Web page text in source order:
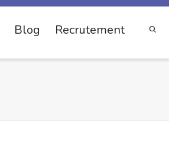
Blog Recrutement